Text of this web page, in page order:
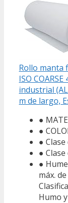
Rollo manta
ISO
industrial
m de largo,
●
●
● Clase
●
●
máx.
Humo